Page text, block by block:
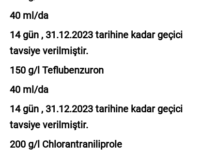
40 ml/da
14 gün , 31.12.2023 tarihine kadar geçici
tavsiye verilmiştir.
150 g/l Teflubenzuron
40 ml/da
14 gün , 31.12.2023 tarihine kadar geçici
tavsiye verilmiştir.
200 g/l Chlorantraniliprole